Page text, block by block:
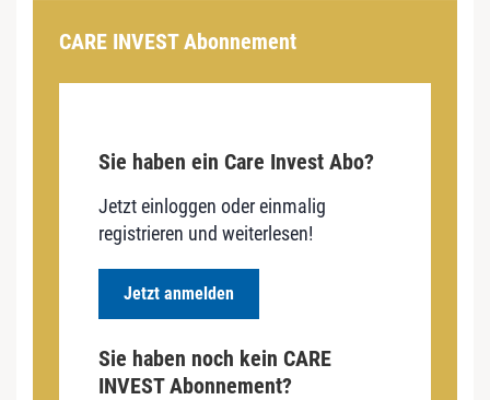
CARE INVEST Abonnement
Sie haben ein Care Invest Abo?
Jetzt einloggen oder einmalig
registrieren und weiterlesen!
Jetzt anmelden
Sie haben noch kein CARE
INVEST Abonnement?